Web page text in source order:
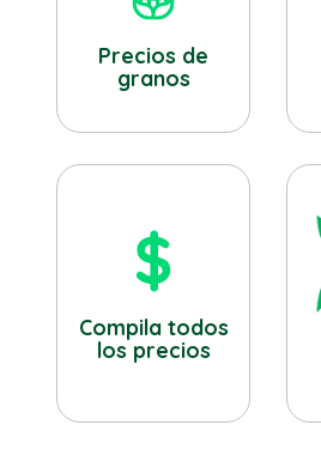
Precios de
granos
Compila todos
los precios